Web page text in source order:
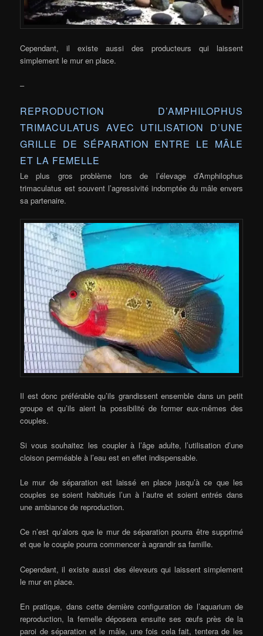
Cependant, il existe aussi des producteurs qui laissent
simplement le mur en place.
–
REPRODUCTION D’AMPHILOPHUS
TRIMACULATUS AVEC UTILISATION D’UNE
GRILLE DE SÉPARATION ENTRE LE MÂLE
ET LA FEMELLE
Le plus gros problème lors de l’élevage d’Amphilophus
trimaculatus est souvent l’agressivité indomptée du mâle envers
sa partenaire.
Il est donc préférable qu’ils grandissent ensemble dans un petit
groupe et qu’ils aient la possibilité de former eux-mêmes des
couples.
Si vous souhaitez les coupler à l’âge adulte, l’utilisation d’une
cloison perméable à l’eau est en effet indispensable.
Le mur de séparation est laissé en place jusqu’à ce que les
couples se soient habitués l’un à l’autre et soient entrés dans
une ambiance de reproduction.
Ce n’est qu’alors que le mur de séparation pourra être supprimé
et que le couple pourra commencer à agrandir sa famille.
Cependant, il existe aussi des éleveurs qui laissent simplement
le mur en place.
En pratique, dans cette dernière configuration de l’aquarium de
reproduction, la femelle déposera ensuite ses œufs près de la
paroi de séparation et le mâle, une fois cela fait, tentera de les